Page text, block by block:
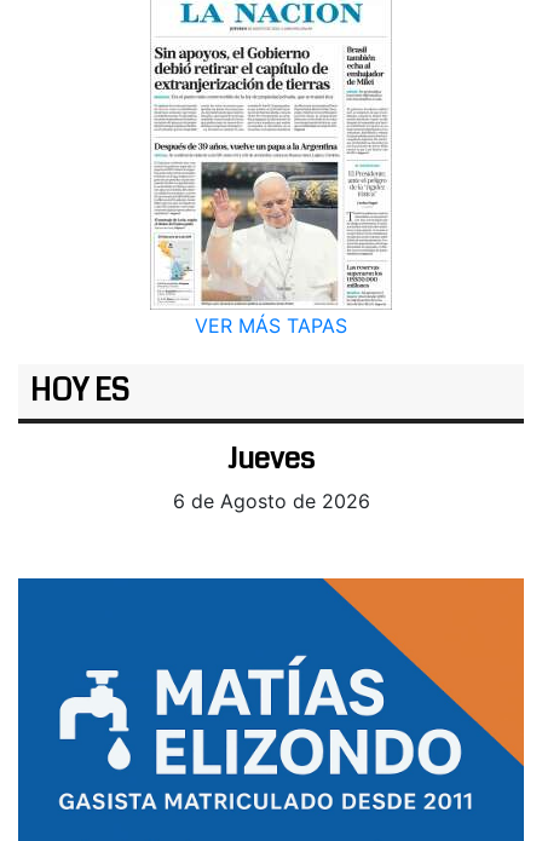
VER MÁS TAPAS
HOY ES
Jueves
6 de Agosto de 2026